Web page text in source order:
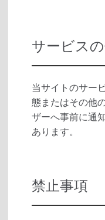
サービス
当サイトのサー
態またはその他
ザーへ事前に通
あります。
禁止事項